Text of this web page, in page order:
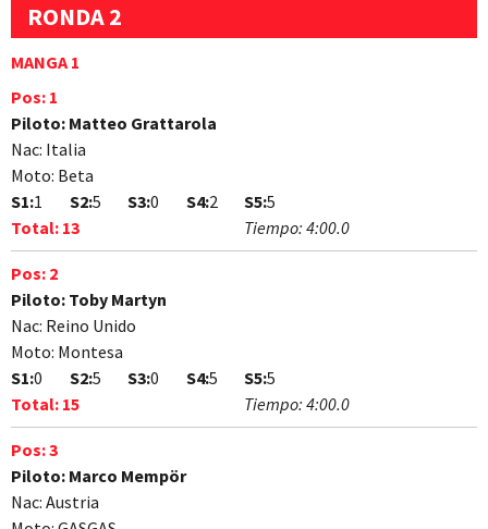
RONDA 2
MANGA 1
Pos: 1
Piloto: Matteo Grattarola
Nac: Italia
Moto: Beta
S1:1 S2:5 S3:0 S4:2 S5:5
Total: 13 Tiempo: 4:00.0
Pos: 2
Piloto: Toby Martyn
Nac: Reino Unido
Moto: Montesa
S1:0 S2:5 S3:0 S4:5 S5:5
Total: 15 Tiempo: 4:00.0
Pos:3
Piloto: Marco Mempör
Nac: Austria